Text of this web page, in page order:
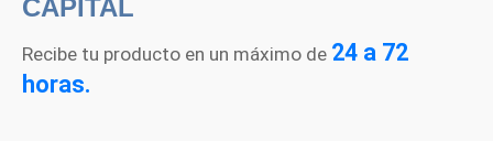
CAPITAL
Recibe tu producto en un máximo de 24 a 72
horas.